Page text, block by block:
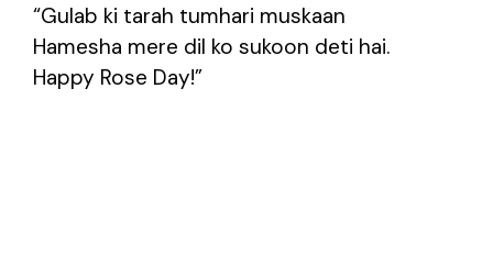
“Gulab ki tarah tumhari muskaan
Hamesha mere dil ko sukoon deti hai.
Happy Rose Day!”